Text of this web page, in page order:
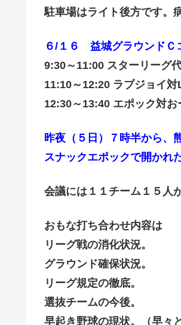
駐車場はライト後方です。
６/１６ 益城グラウンドＣ
9:30～11:00 スターリー
11:10～12:20 ラブジョ
12:30～13:40 エポック対
昨夜（５日）７時半から、
スナックエポックで開かれた
会議には１１チーム１５人
おもな打ち合わせ内容は
リーグ戦の消化状況。
グラウンド確保状況。
リーグ規定の徹底。
選抜チームの今後。
早起き野球の現状。（早々